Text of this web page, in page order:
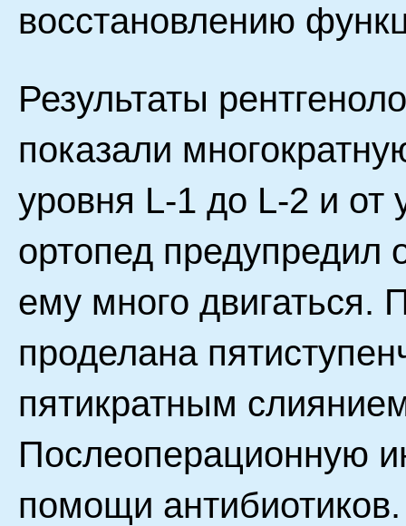
восстановлению
Результаты
показали
уровня L-1 до L-2 и от
ортопед предупредил
ему много двигаться.
проделана
пятикратным
Послеоперационную
помощи